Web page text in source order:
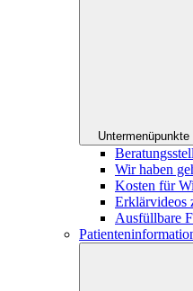
Wir haben
Kosten für
Erklärvideos
Ausfüllbare